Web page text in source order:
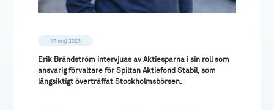
17 maj 2023
Erik Brändström intervjuas av Aktiesparna i sin roll som
ansvarig förvaltare för Spiltan Aktiefond Stabil, som
långsiktigt överträffat Stockholmsbörsen.